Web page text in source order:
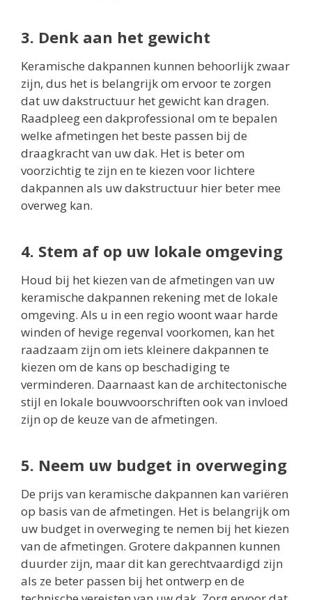
3. Denk aan het gewicht
Keramische dakpannen kunnen behoorlijk zwaar
zijn, dus het is belangrijk om ervoor te zorgen
dat uw dakstructuur het gewicht kan dragen.
Raadpleeg een dakprofessional om te bepalen
welke afmetingen het beste passen bij de
draagkracht van uw dak. Het is beter om
voorzichtig te zijn en te kiezen voor lichtere
dakpannen als uw dakstructuur hier beter mee
overweg kan.
4. Stem af op uw lokale omgeving
Houd bij het kiezen van de afmetingen van uw
keramische dakpannen rekening met de lokale
omgeving. Als u in een regio woont waar harde
winden of hevige regenval voorkomen, kan het
raadzaam zijn om iets kleinere dakpannen te
kiezen om de kans op beschadiging te
verminderen. Daarnaast kan de architectonische
stijl en lokale bouwvoorschriften ook van invloed
zijn op de keuze van de afmetingen.
5. Neem uw budget in overweging
De prijs van keramische dakpannen kan variëren
op basis van de afmetingen. Het is belangrijk om
uw budget in overweging te nemen bij het kiezen
van de afmetingen. Grotere dakpannen kunnen
duurder zijn, maar dit kan gerechtvaardigd zijn
als ze beter passen bij het ontwerp en de